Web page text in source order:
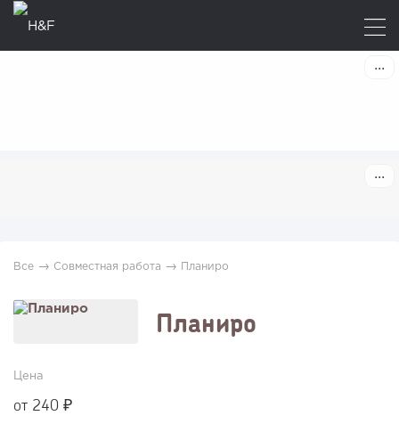
Все → Совместная работа → Планиро
Планиро
Цена
от 240 ₽